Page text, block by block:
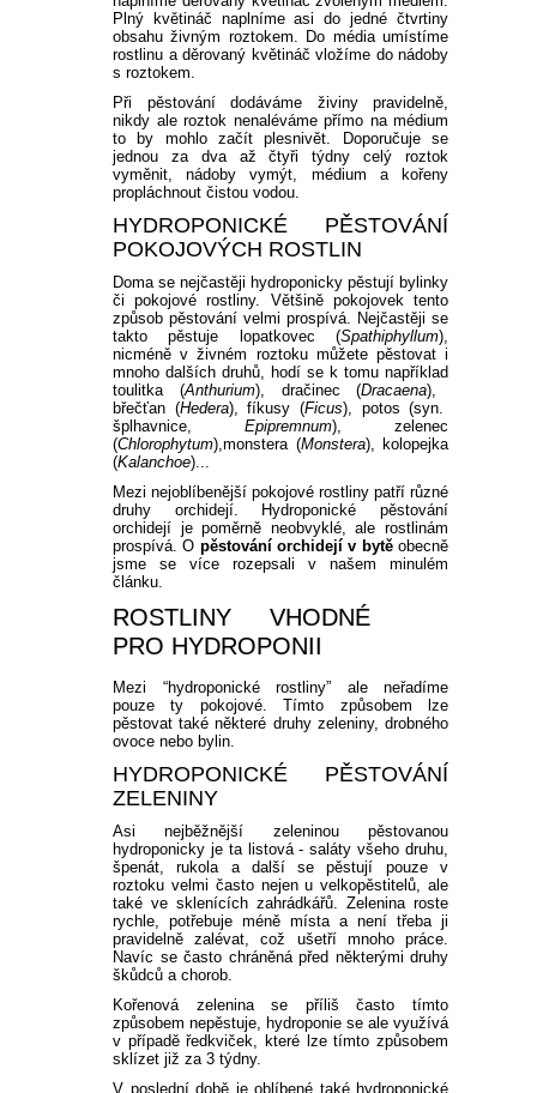
Plný květináč naplníme asi do jedné čtvrtiny
obsahu živným roztokem. Do média umístíme
rostlinu a děrovaný květináč vložíme do nádoby
s roztokem.
Při pěstování dodáváme živiny pravidelně,
nikdy ale roztok nenaléváme přímo na médium
to by mohlo začít plesnivět. Doporučuje se
jednou za dva až čtyři týdny celý roztok
vyměnit, nádoby vymýt, médium a kořeny
propláchnout čistou vodou.
HYDROPONICKÉ PĚSTOVÁNÍ
POKOJOVÝCH ROSTLIN
Doma se nejčastěji hydroponicky pěstují bylinky
či pokojové rostliny. Většině pokojovek tento
způsob pěstování velmi prospívá. Nejčastěji se
takto pěstuje lopatkovec (Spathiphyllum),
nicméně v živném roztoku můžete pěstovat i
mnoho dalších druhů, hodí se k tomu například
toulitka (Anthurium), dračinec (Dracaena),
břečťan (Hedera), fíkusy (Ficus),
potos (syn.
šplhavnice, Epipremnum),
zelenec
(Chlorophytum), monstera (Monstera),
kolopejka
(Kalanchoe)...
Mezi nejoblíbenější pokojové rostliny patří různé
druhy orchidejí. Hydroponické pěstování
orchidejí je poměrně neobvyklé, ale rostlinám
prospívá. O pěstování orchidejí v bytěobecně
jsme se více rozepsali v našem minulém
článku.
ROSTLINY VHODNÉ
PRO HYDROPONII
Mezi “hydroponické rostliny” ale neřadíme
pouze ty pokojové. Tímto způsobem lze
pěstovat také některé druhy zeleniny, drobného
ovoce nebo bylin.
HYDROPONICKÉ PĚSTOVÁNÍ
ZELENINY
Asi nejběžnější zeleninou pěstovanou
hydroponicky je ta listová - saláty všeho druhu,
špenát, rukola a další se pěstují pouze v
roztoku velmi často nejen u velkopěstitelů, ale
také ve sklenících zahrádkářů. Zelenina roste
rychle, potřebuje méně místa a není třeba ji
pravidelně zalévat, což ušetří mnoho práce.
Navíc se často chráněná před některými druhy
škůdců a chorob.
Kořenová zelenina se příliš často tímto
způsobem nepěstuje, hydroponie se ale využívá
v případě ředkviček, které lze tímto způsobem
sklízet již za 3 týdny.
V poslední době je oblíbené také hydroponické